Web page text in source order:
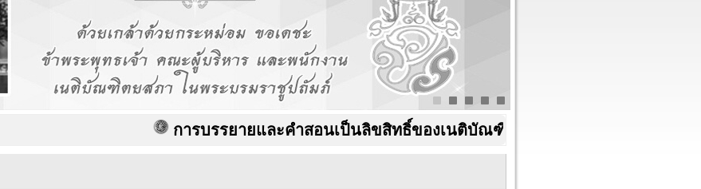
การบรรยายและคำสอนเป็นลิขสิทธิ์ของเนติบัณฑิตยสภา ในพระบรมราชูปถัมภ์